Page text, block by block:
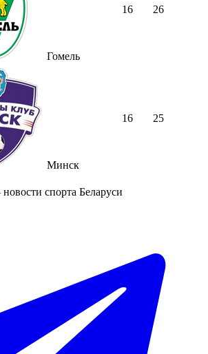
Гомель
16 26
Минск
16 25
спорта Беларуси